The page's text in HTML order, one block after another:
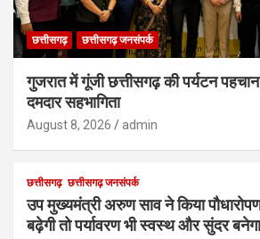
छत्तीसगढ़ छत्तीसगढ़ जनसंपर्क
गुजरात में गूंजी छत्तीसगढ़ की पर्यटन
दमदार सहभागिता
August 8, 2026 admin
छत्तीसगढ़ छत्तीसगढ़ जनसंपर्क
उप मुख्यमंत्री अरुण साव ने किया
बढ़ेगी तो पर्यावरण भी स्वस्थ और सुंदर बनेगा